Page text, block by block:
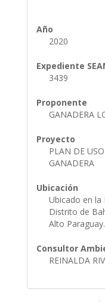
Año
2020
Expediente
3439
Proponente
GANADERA
Proyecto
PLAN DE
GANADERA
Ubicación
Ubicado en la
Distrito de
Alto Paraguay.
Consultor
REINALDA